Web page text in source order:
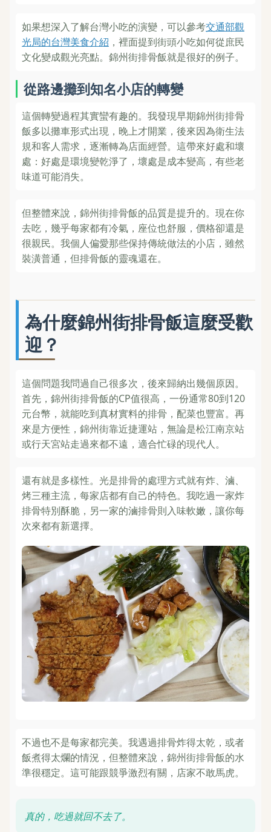
如果想深入了解台灣小吃的演變，可以參考交通部觀
光局的台灣美食介紹 ，裡面提到街頭小吃如何從庶民
文化變成觀光亮點。錦州街排骨飯就是很好的例子。
從路邊攤到知名小店的轉變
這個轉變過程其實蠻有趣的。我發現早期錦州街排骨
飯多以攤車形式出現，晚上才開業，後來因為衛生法
規和客人需求，逐漸轉為店面經營。這帶來好處和壞
處：好處是環境變乾淨了，壞處是成本變高，有些老
味道可能消失。
但整體來說，錦州街排骨飯的品質是提升的。現在你
去吃，幾乎每家都有冷氣，座位也舒服，價格卻還是
很親民。我個人偏愛那些保持傳統做法的小店，雖然
裝潢普通，但排骨飯的靈魂還在。
為什麼錦州街排骨飯這麼受歡
迎？
這個問題我問過自己很多次，後來歸納出幾個原因。
首先，錦州街排骨飯的CP值很高，一份通常80到120
元台幣，就能吃到真材實料的排骨，配菜也豐富。再
來是方便性，錦州街靠近捷運站，無論是松江南京站
或行天宮站走過來都不遠，適合忙碌的現代人。
還有就是多樣性。光是排骨的處理方式就有炸、滷、
烤三種主流，每家店都有自己的特色。我吃過一家炸
排骨特別酥脆，另一家的滷排骨則入味軟嫩，讓你每
次來都有新選擇。
不過也不是每家都完美。我遇過排骨炸得太乾，或者
飯煮得太爛的情況，但整體來說，錦州街排骨飯的水
準很穩定。這可能跟競爭激烈有關，店家不敢馬虎。
真的，吃過就回不去了。